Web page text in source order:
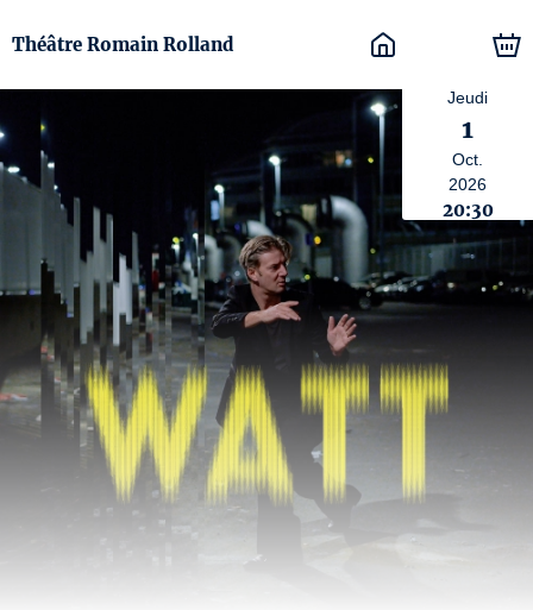
Théâtre Romain Rolland
Jeudi
1
Oct.
2026
20:30